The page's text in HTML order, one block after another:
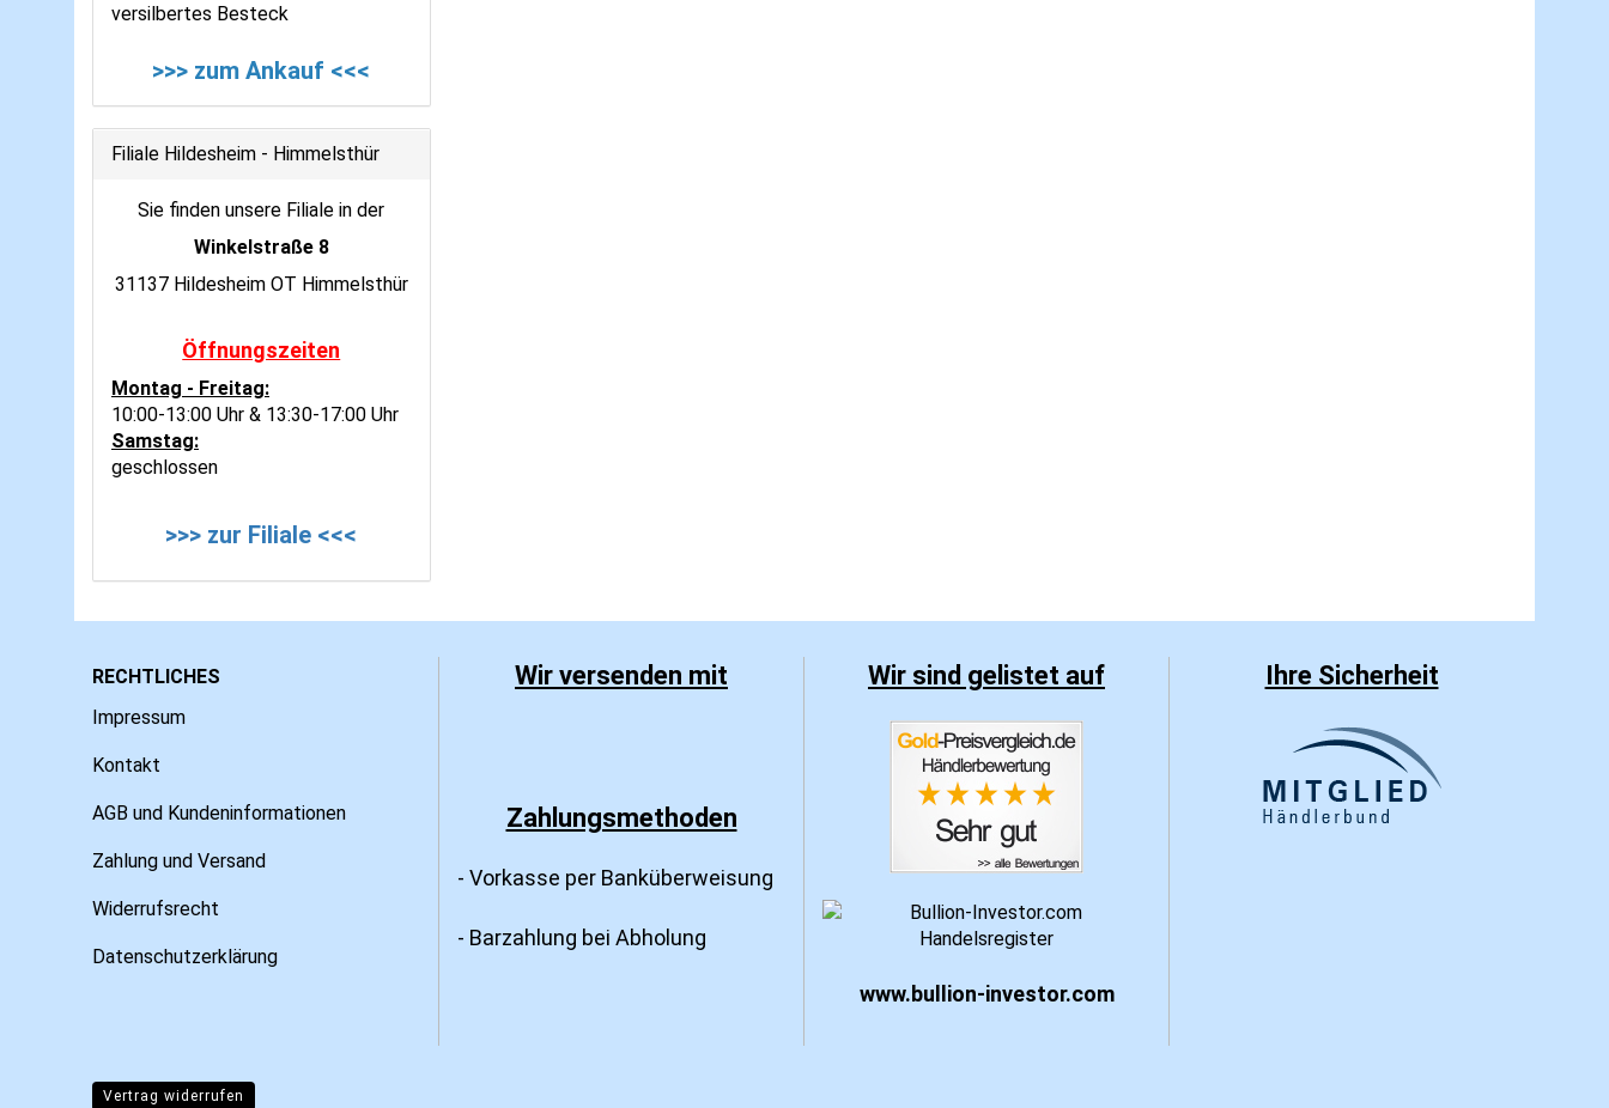
versilbertes Besteck
>>> zum Ankauf <<<
Filiale Hildesheim - Himmelsthür
Sie finden unsere Filiale in der
Winkelstraße 8
31137 Hildesheim OT Himmelsthür
Öffnungszeiten
Montag - Freitag:
10:00-13:00 Uhr & 13:30-17:00 Uhr
Samstag:
geschlossen
>>> zur Filiale <<<
RECHTLICHES
Impressum
Kontakt
AGB und Kundeninformationen
Zahlung und Versand
Widerrufsrecht
Datenschutzerklärung
Wir versenden mit
Zahlungsmethoden
- Vorkasse per Banküberweisung
- Barzahlung bei Abholung
Wir sind gelistet auf
www.bullion-investor.com
Ihre Sicherheit
Vertrag widerrufen